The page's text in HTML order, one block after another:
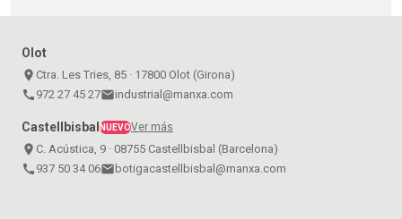
Olot
place Ctra. Les Tries, 85 · 17800 Olot (Girona)
call 972 27 45 27emailindustrial@manxa.com
CastellbisbalNUEVOVer más
place C. Acústica, 9 · 08755 Castellbisbal (Barcelona)
call 937 50 34 06emailbotigacastellbisbal@manxa.com